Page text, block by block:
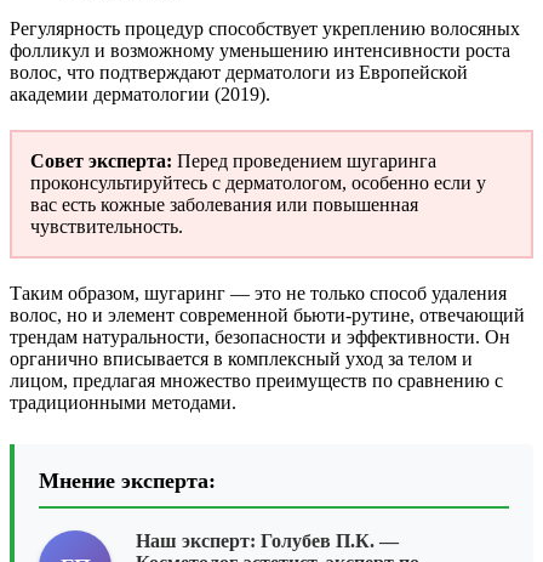
Регулярность процедур способствует укреплению волосяных
фолликул и возможному уменьшению интенсивности роста
волос, что подтверждают дерматологи из Европейской
академии дерматологии (2019).
Совет эксперта: Перед проведением шугаринга
проконсультируйтесь с дерматологом, особенно если у
вас есть кожные заболевания или повышенная
чувствительность.
Таким образом, шугаринг — это не только способ удаления
волос, но и элемент современной бьюти-рутине, отвечающий
трендам натуральности, безопасности и эффективности. Он
органично вписывается в комплексный уход за телом и
лицом, предлагая множество преимуществ по сравнению с
традиционными методами.
Мнение эксперта:
Наш эксперт: Голубев П.К. —